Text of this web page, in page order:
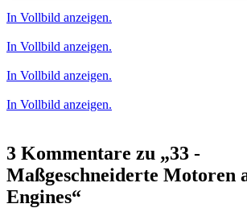
In Vollbild anzeigen.
In Vollbild anzeigen.
In Vollbild anzeigen.
In Vollbild anzeigen.
3 Kommentare zu „33 -
Maßgeschneiderte Motoren
Engines“